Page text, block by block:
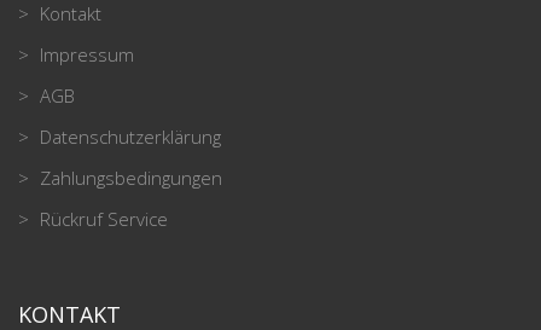
Kontakt
Impressum
AGB
Datenschutzerklärung
Zahlungsbedingungen
Rückruf Service
KONTAKT